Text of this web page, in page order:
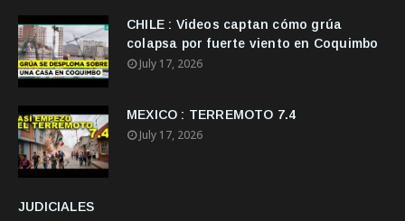
CHILE : Videos captan cómo grúa
colapsa por fuerte viento en Coquimbo
July 17, 2026
MEXICO : TERREMOTO 7.4
July 17, 2026
JUDICIALES